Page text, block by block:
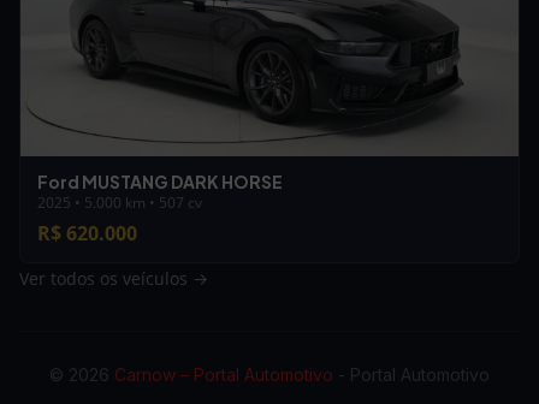
Ford MUSTANG DARK HORSE
2025 • 5.000 km • 507 cv
R$ 620.000
Ver todos os veículos →
© 2026 Carnow – Portal Automotivo - Portal Automotivo